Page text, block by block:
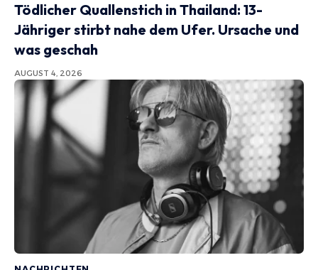
Tödlicher Quallenstich in Thailand: 13-
Jähriger stirbt nahe dem Ufer. Ursache und
was geschah
AUGUST 4, 2026